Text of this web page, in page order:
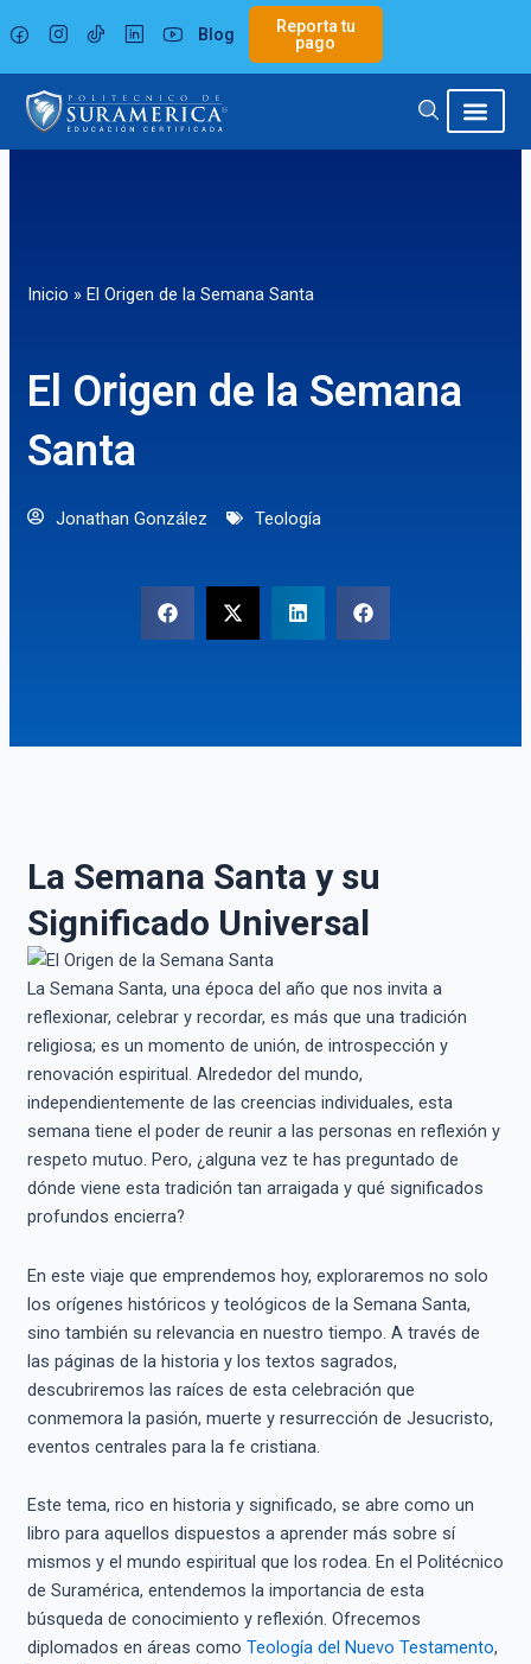
al
contenido
Blog
Reporta tu
pago
Inicio » El Origen de la Semana Santa
El Origen de la Semana
Santa
Jonathan González Teología
La Semana Santa y su
Significado Universal
La Semana Santa, una época del año que nos invita a
reflexionar, celebrar y recordar, es más que una tradición
religiosa; es un momento de unión, de introspección y
renovación espiritual. Alrededor del mundo,
independientemente de las creencias individuales, esta
semana tiene el poder de reunir a las personas en reflexión y
respeto mutuo. Pero, ¿alguna vez te has preguntado de
dónde viene esta tradición tan arraigada y qué significados
profundos encierra?
En este viaje que emprendemos hoy, exploraremos no solo
los orígenes históricos y teológicos de la Semana Santa,
sino también su relevancia en nuestro tiempo. A través de
las páginas de la historia y los textos sagrados,
descubriremos las raíces de esta celebración que
conmemora la pasión, muerte y resurrección de Jesucristo,
eventos centrales para la fe cristiana.
Este tema, rico en historia y significado, se abre como un
libro para aquellos dispuestos a aprender más sobre sí
mismos y el mundo espiritual que los rodea. En el Politécnico
de Suramérica, entendemos la importancia de esta
búsqueda de conocimiento y reflexión. Ofrecemos
diplomados en áreas como Teología del Nuevo Testamento,